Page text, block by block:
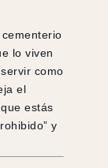
lo viven
como
el
estás
y